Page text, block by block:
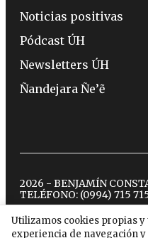
Utilizamos cookies propias
experiencia de navegación
Noticias positivas
Pódcast ÚH
Newsletters ÚH
Ñandejara Ñe’ẽ
2026 - BENJAMÍN
TELÉFONO: (0994) 715